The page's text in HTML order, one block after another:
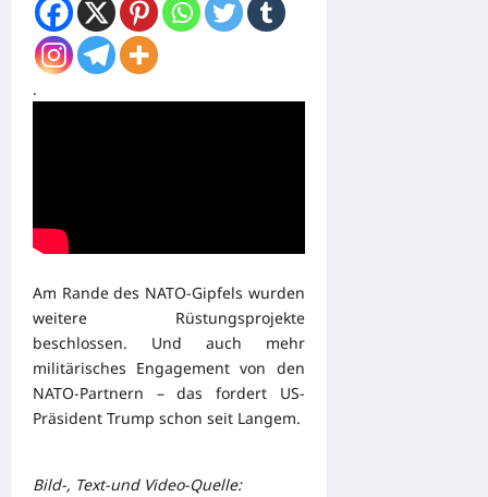
.
Am Rande des NATO-Gipfels wurden
weitere Rüstungsprojekte
beschlossen. Und auch mehr
militärisches Engagement von den
NATO-Partnern – das fordert US-
Präsident Trump schon seit Langem.
Bild-, Text-und Video-Quelle: